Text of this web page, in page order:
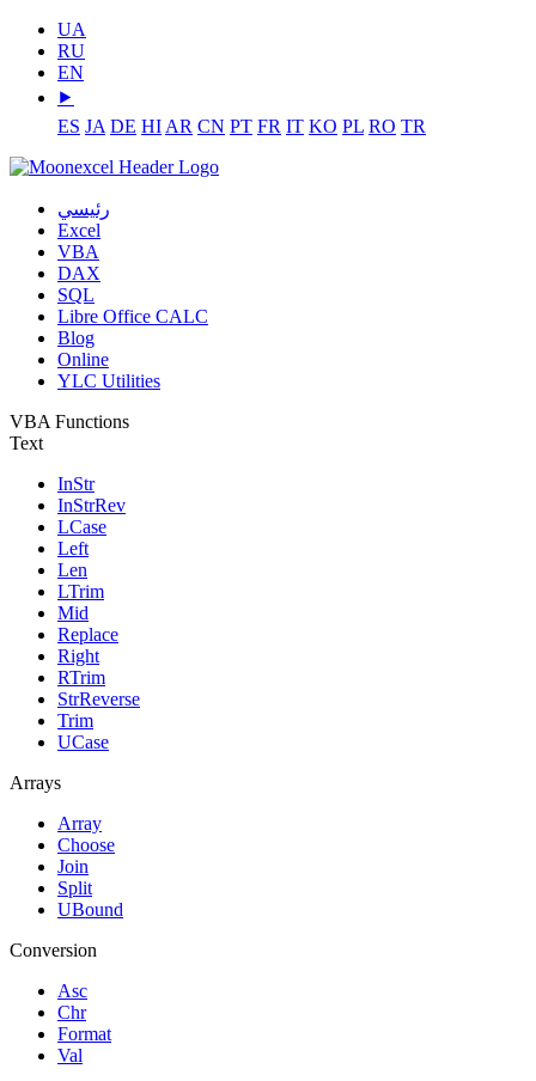
UA
RU
EN
⯈
ES JA DE HI AR CN PT FR IT KO PL RO TR
رئيسي
Excel
VBA
DAX
SQL
Libre Office CALC
Blog
Online
YLC Utilities
VBA Functions
Text
InStr
InStrRev
LCase
Left
Len
LTrim
Mid
Replace
Right
RTrim
StrReverse
Trim
UCase
Arrays
Array
Choose
Join
Split
UBound
Conversion
Asc
Chr
Format
Val